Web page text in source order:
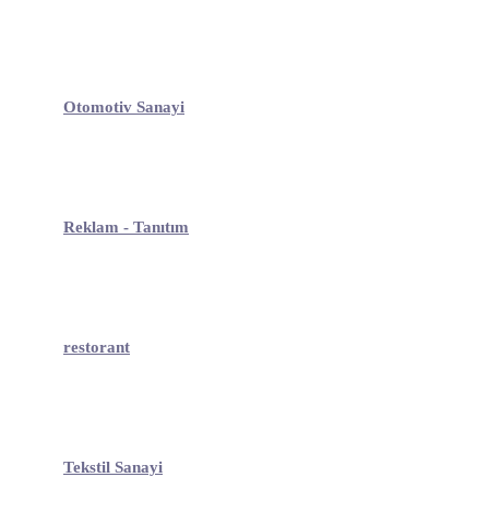
Otomotiv Sanayi
Reklam - Tanıtım
restorant
Tekstil Sanayi